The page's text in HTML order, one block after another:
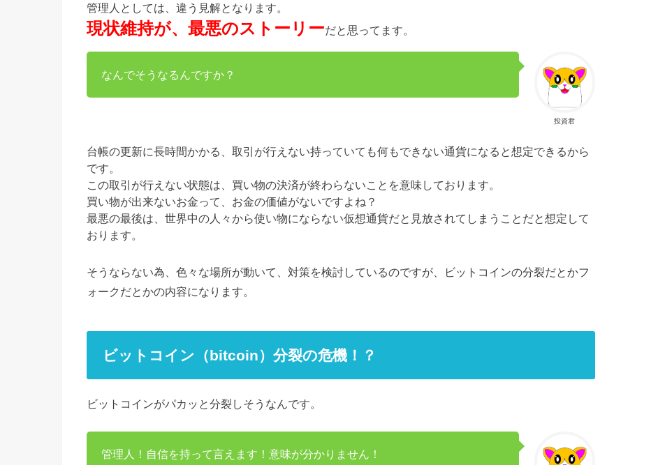
管理人としては、違う見解となります。
現状維持が、最悪のストーリーだと思ってます。
投資君
なんでそうなるんですか？
台帳の更新に長時間かかる、取引が行えない持っていても何もできない通貨になると想定できるから
です。
この取引が行えない状態は、買い物の決済が終わらないことを意味しております。
買い物が出来ないお金って、お金の価値がないですよね？
最悪の最後は、世界中の人々から使い物にならない仮想通貨だと見放されてしまうことだと想定して
おります。
そうならない為、色々な場所が動いて、対策を検討しているのですが、ビットコインの分裂だとかフ
ォークだとかの内容になります。
ビットコイン（bitcoin）分裂の危機！？
ビットコインがパカッと分裂しそうなんです。
管理人！自信を持って言えます！意味が分かりません！